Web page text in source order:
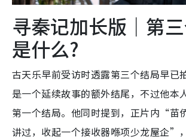
寻秦记加长版｜第
是什么?
古天乐早前受访时透露第三个结局早已
是一个延续故事的额外结尾，不过他本
第一个结局。他同时提到，正片内“苗
讲过，收起一个接收器喺项少龙屋企”